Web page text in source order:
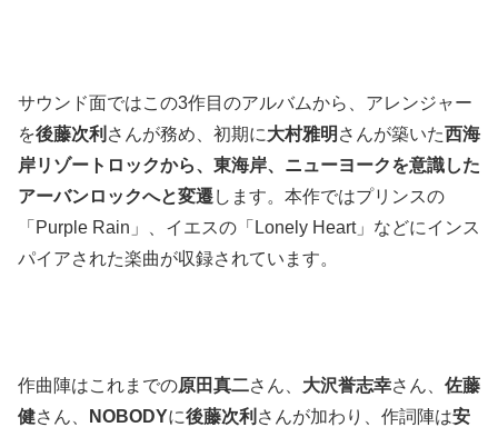
サウンド面ではこの3作目のアルバムから、アレンジャー
を後藤次利 さんが務め、初期に大村雅明 さんが築いた西海
岸リゾートロックから、東海岸、ニューヨークを意識した
アーバンロックへと変遷します。本作ではプリンスの
「Purple Rain」、イエスの「Lonely Heart」などにインス
パイアされた楽曲が収録されています。
作曲陣はこれまでの原田真二さん、 大沢誉志幸さん、 佐藤
健さん、 NOBODYに後藤次利 さんが加わり、作詞陣は安